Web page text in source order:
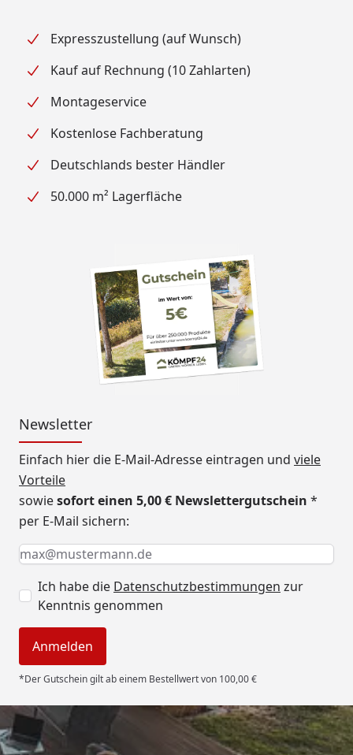
Expresszustellung (auf Wunsch)
Kauf auf Rechnung (10 Zahlarten)
Montageservice
Kostenlose Fachberatung
Deutschlands bester Händler
50.000 m² Lagerfläche
Newsletter
Einfach hier die E-Mail-Adresse eintragen und viele
Vorteile
sowiesofort einen 5,00 € Newslettergutschein *
per E-Mail sichern:
Keine Eingabe erforderlich
Eingabe erforderlich
E-Mail *
Ich habe die Datenschutzbestimmungen zur
Kenntnis genommen
Anmelden
*Der Gutschein gilt ab einem Bestellwert von 100,00 €